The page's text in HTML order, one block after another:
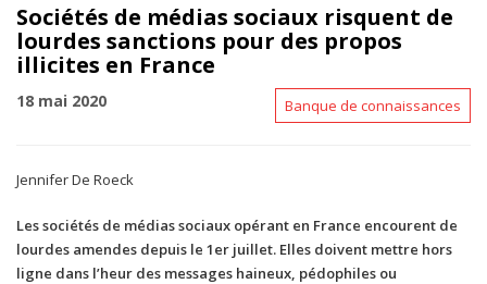
Sociétés de médias sociaux risquent de
lourdes sanctions pour des propos
illicites en France
18 mai 2020 Banque de connaissances
Jennifer De Roeck
Les sociétés de médias sociaux opérant en France encourent de
lourdes amendes depuis le 1er juillet. Elles doivent mettre hors
ligne dans l’heur des messages haineux, pédophiles ou